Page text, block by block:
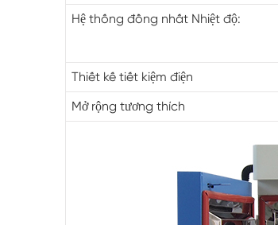
Hệ thống đồng nhất Nhiệt độ:
Thiết kế tiết kiệm điện
Mở rộng tương thích